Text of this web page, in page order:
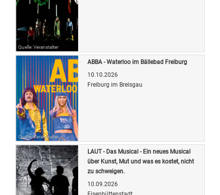
Quelle: Veranstalter
Quelle: Veranstalter
ABBA - Waterloo im Bällebad Freiburg
10.10.2026
Freiburg im Breisgau
LAUT - Das Musical - Ein neues Musical
über Kunst, Mut und was es kostet, nicht
zu schweigen.
10.09.2026